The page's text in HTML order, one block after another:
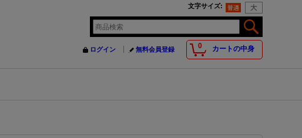
文字サイズ:
0 カートの中身
ログイン 無料会員登録